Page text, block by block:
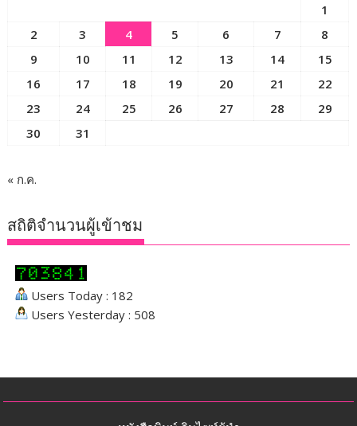
1
2
3 4 5 6 7
8
9
10 11 12 13 14
15
16
17 18 19 20 21
22
23
24 25 26 27 28
29
30
31
« ก.ค.
สถิติจำนวนผู้เข้าชม
Users Today : 182
Users Yesterday : 508